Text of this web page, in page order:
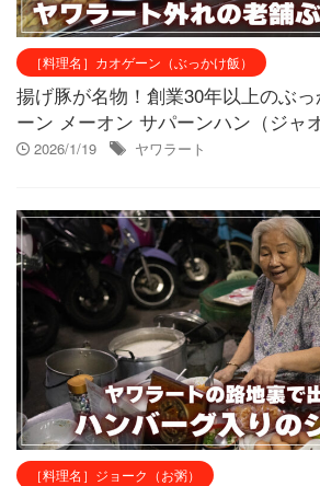
［料理名］カオゲーン（ぶっかけ飯）
揚げ豚が名物！創業30年以上のぶ
ーン メーオン サパーンハン（ジャ
2026/1/19 ヤワラート
［料理名］ジョーク（お粥）